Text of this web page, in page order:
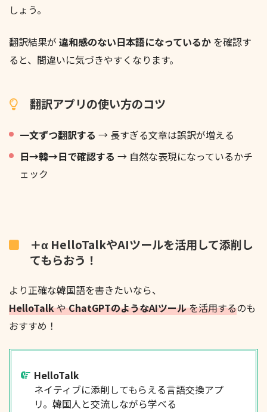
しょう。
翻訳結果が 違和感のない日本語になっているか を確認す
ると、間違いに気づきやすくなります。
翻訳アプリの使い方のコツ
一文ずつ翻訳する → 長すぎる文章は誤訳が増える
日→韓→日で確認する → 自然な表現になっているかチ
ェック
＋α HelloTalkやAIツールを活用して添削し
てもらおう！
より正確な韓国語を書きたいなら、
HelloTalkやChatGPTのようなAIツールを活用するのも
おすすめ！
HelloTalk
ネイティブに添削してもらえる言語交換アプ
リ。韓国人と交流しながら学べる